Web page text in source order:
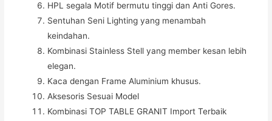
HPL segala Motif bermutu tinggi dan Anti Gores.
Sentuhan Seni Lighting yang menambah
keindahan.
Kombinasi Stainless Stell yang member kesan lebih
elegan.
Kaca dengan Frame Aluminium khusus.
Aksesoris Sesuai Model
Kombinasi TOP TABLE GRANIT Import Terbaik